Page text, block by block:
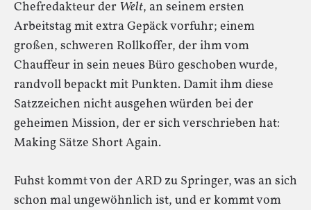
Chefredakteur der Welt, an seinem ersten
Arbeitstag mit extra Gepäck vorfuhr; einem
großen, schweren Rollkoffer, der ihm vom
Chauffeur in sein neues Büro geschoben wurde,
randvoll bepackt mit Punkten. Damit ihm diese
Satzzeichen nicht ausgehen würden bei der
geheimen Mission, der er sich verschrieben hat:
Making Sätze Short Again.
Fuhst kommt von der ARD zu Springer, was an sich
schon mal ungewöhnlich ist, und er kommt vom